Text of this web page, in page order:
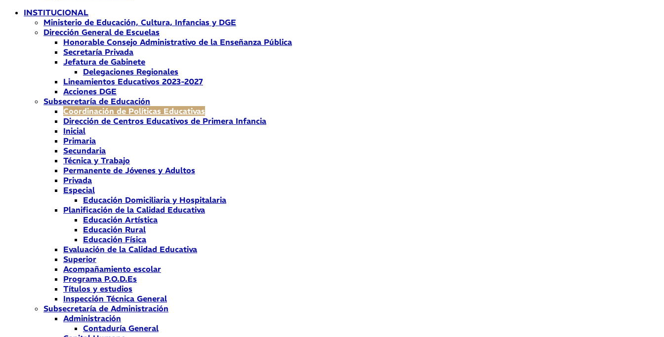
INSTITUCIONAL
Ministerio de Educación, Cultura, Infancias y DGE
Dirección General de Escuelas
Honorable Consejo Administrativo de la Enseñanza Pública
Secretaría Privada
Jefatura de Gabinete
Delegaciones Regionales
Lineamientos Educativos 2023-2027
Acciones DGE
Subsecretaría de Educación
Coordinación de Políticas Educativas
Dirección de Centros Educativos de Primera Infancia
Inicial
Primaria
Secundaria
Técnica y Trabajo
Permanente de Jóvenes y Adultos
Privada
Especial
Educación Domiciliaria y Hospitalaria
Planificación de la Calidad Educativa
Educación Artística
Educación Rural
Educación Física
Evaluación de la Calidad Educativa
Superior
Acompañamiento escolar
Programa P.O.D.Es
Títulos y estudios
Inspección Técnica General
Subsecretaría de Administración
Administración
Contaduría General